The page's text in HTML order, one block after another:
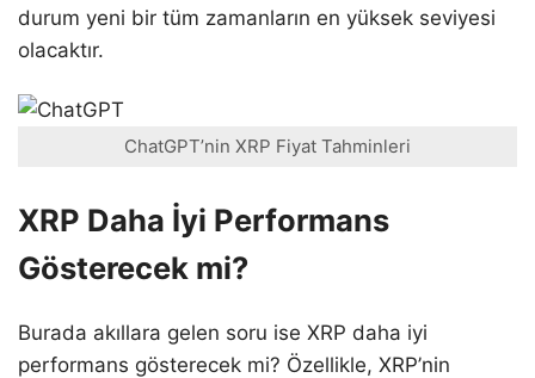
durum yeni bir tüm zamanların en yüksek seviyesi
olacaktır.
ChatGPT’nin XRP Fiyat Tahminleri
XRP Daha İyi Performans
Gösterecek mi?
Burada akıllara gelen soru ise XRP daha iyi
performans gösterecek mi? Özellikle, XRP’nin